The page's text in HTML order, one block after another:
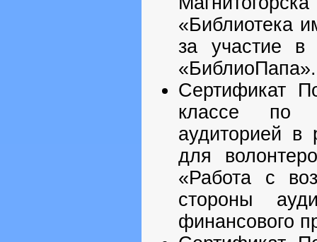
«Библиотека
за участие в
«БиблиоПапа».
Сертификат
классе по
аудиторией в
для
«Работа с
стороны
финансового